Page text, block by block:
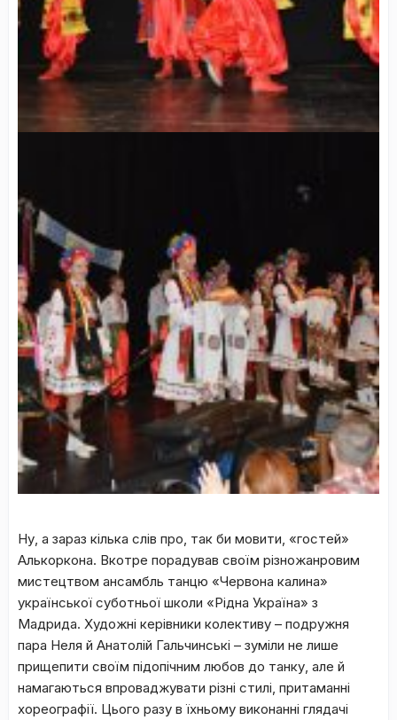
Ну, а зараз кілька слів про, так би мовити, «гостей»
Алькоркона. Вкотре порадував своїм різножанровим
мистецтвом ансамбль танцю «Червона калина»
української суботньої школи «Рідна Україна» з
Мадрида. Художні керівники колективу – подружня
пара Неля й Анатолій Гальчинські – зуміли не лише
прищепити своїм підопічним любов до танку, але й
намагаються впроваджувати різні стилі, притаманні
хореографії. Цього разу в їхньому виконанні глядачі